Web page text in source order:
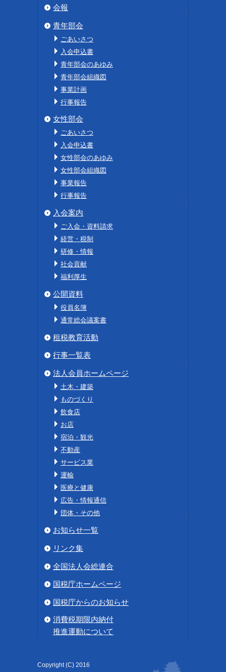
会報
青年部会
ごあいさつ
入会申込書
青年部会のあゆみ
青年部会組織図
事業計画
行事報告
女性部会
ごあいさつ
入会申込書
女性部会のあゆみ
女性部会組織図
事業報告
行事報告
入会案内
ご入会・資料請求
経営・税制
研修・情報
社会貢献
福利厚生
公開資料
役員名簿
通常総会議案書
租税教育活動
行事一覧表
法人会員ホームページ
土木・建築
ものづくり
飲食店
お店
宿泊・観光
不動産
サービス業
運輸
医療と健康
広告・情報通信
団体・その他
お知らせ一覧
リンク集
全国法人会総連合
国税庁ホームページ
国税庁からのお知らせ
消費税期限内納付
推進運動について
Copyright (C) 2016